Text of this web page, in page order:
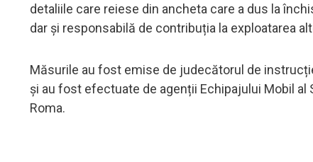
detaliile care reiese din ancheta care a dus la
dar și responsabilă de contribuția la exploatarea
Măsurile au fost emise de judecătorul de
și au fost efectuate de agenții Echipajului Mobil al
Roma.